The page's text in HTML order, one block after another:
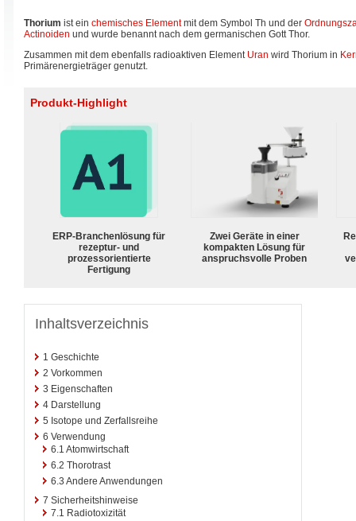
Thorium ist ein chemisches Elementmit dem Symbol Th und der
Actinoiden und wurde benannt nach dem germanischen Gott Thor.
Zusammen mit dem ebenfalls radioaktiven Element Uran wird Thorium in
Primärenergieträger genutzt.
Produkt-Highlight
ERP-Branchenlösung für
rezeptur- und
prozessorientierte
Fertigung
Zwei Geräte in einer
kompakten Lösung für
anspruchsvolle Proben
Inhaltsverzeichnis
1 Geschichte
2 Vorkommen
3 Eigenschaften
4 Darstellung
5 Isotope und Zerfallsreihe
6 Verwendung
6.1 Atomwirtschaft
6.2 Thorotrast
6.3 Andere Anwendungen
7 Sicherheitshinweise
7.1 Radiotoxizität